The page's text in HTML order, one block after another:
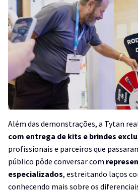
Além das demonstrações, a Tytan
com entrega de kits e brindes
profissionais e parceiros que
público pôde conversar com
especializados, estreitando laços
conhecendo mais sobre os